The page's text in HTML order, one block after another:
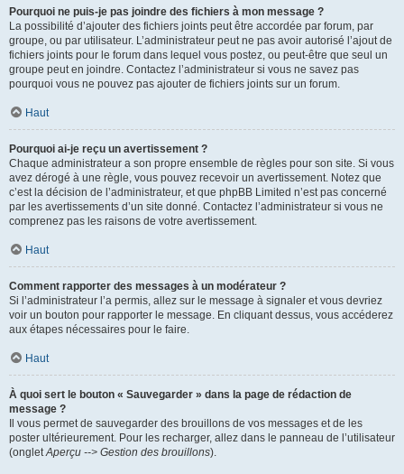
Pourquoi ne puis-je pas joindre des fichiers à mon message ?
La possibilité d’ajouter des fichiers joints peut être accordée par forum, par
groupe, ou par utilisateur. L’administrateur peut ne pas avoir autorisé l’ajout de
fichiers joints pour le forum dans lequel vous postez, ou peut-être que seul un
groupe peut en joindre. Contactez l’administrateur si vous ne savez pas
pourquoi vous ne pouvez pas ajouter de fichiers joints sur un forum.
Haut
Pourquoi ai-je reçu un avertissement ?
Chaque administrateur a son propre ensemble de règles pour son site. Si vous
avez dérogé à une règle, vous pouvez recevoir un avertissement. Notez que
c’est la décision de l’administrateur, et que phpBB Limited n’est pas concerné
par les avertissements d’un site donné. Contactez l’administrateur si vous ne
comprenez pas les raisons de votre avertissement.
Haut
Comment rapporter des messages à un modérateur ?
Si l’administrateur l’a permis, allez sur le message à signaler et vous devriez
voir un bouton pour rapporter le message. En cliquant dessus, vous accéderez
aux étapes nécessaires pour le faire.
Haut
À quoi sert le bouton « Sauvegarder » dans la page de rédaction de
message ?
Il vous permet de sauvegarder des brouillons de vos messages et de les
poster ultérieurement. Pour les recharger, allez dans le panneau de l’utilisateur
(ongletAperçu --> Gestion des brouillons).